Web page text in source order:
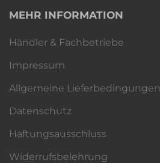
MEHR INFORMATION
Händler & Fachbetriebe
Impressum
Allgemeine Lieferbedingungen
Datenschutz
Haftungsausschluss
Widerrufsbelehrung